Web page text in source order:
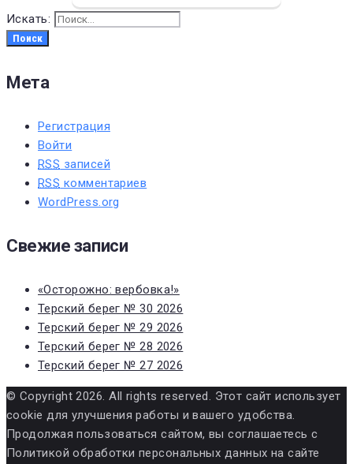
Искать:
Поиск
Мета
Регистрация
Войти
RSS записей
RSS комментариев
WordPress.org
Свежие записи
«Осторожно: вербовка!»
Терский берег № 30 2026
Терский берег № 29 2026
Терский берег № 28 2026
Терский берег № 27 2026
© Copyright 2026. All rights reserved. Этот сайт использует
cookie для улучшения работы и вашего удобства.
Продолжая пользоваться сайтом, вы соглашаетесь с
Политикой обработки персональных данных на сайте